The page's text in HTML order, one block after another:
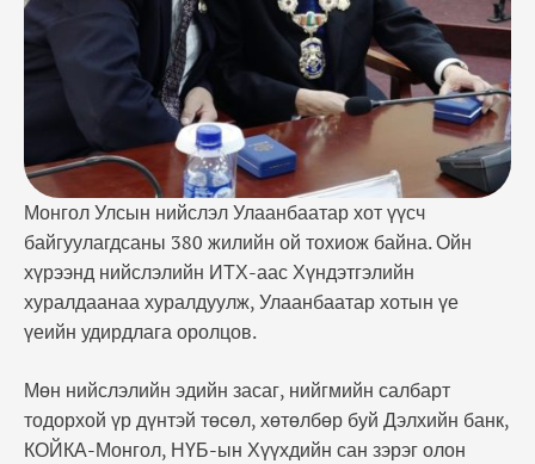
нийслэлийн …
Монгол Улсын нийслэл Улаанбаатар хот үүсч
байгуулагдсаны 380 жилийн ой тохиож байна. Ойн
хүрээнд нийслэлийн ИТХ-аас Хүндэтгэлийн
хуралдаанаа хуралдуулж, Улаанбаатар хотын үе
үеийн удирдлага оролцов.
Мөн нийслэлийн эдийн засаг, нийгмийн салбарт
тодорхой үр дүнтэй төсөл, хөтөлбөр буй Дэлхийн банк,
КОЙКА-Монгол, НҮБ-ын Хүүхдийн сан зэрэг олон